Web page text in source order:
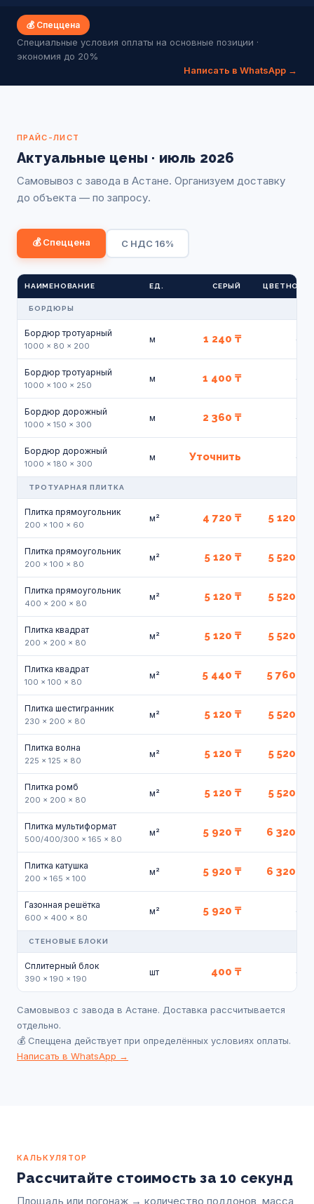
💰 Спеццена
Специальные условия оплаты на основные позиции ·
экономия до 20%
Написать в WhatsApp →
ПРАЙС-ЛИСТ
Актуальные цены · июль 2026
Самовывоз с завода в Астане. Организуем доставку
до объекта — по запросу.
💰 Спеццена С НДС 16%
НАИМЕНОВАНИЕ ЕД. СЕРЫЙ ЦВЕТНОЙ
БОРДЮРЫ
Бордюр тротуарный
1000 × 80 × 200
м 1 240 ₸ —
Бордюр тротуарный
1000 × 100 × 250
м 1 400 ₸ —
Бордюр дорожный
1000 × 150 × 300
м 2 360 ₸ —
Бордюр дорожный
1000 × 180 × 300
м Уточнить —
ТРОТУАРНАЯ ПЛИТКА
Плитка прямоугольник
200 × 100 × 60
м² 4 720 ₸ 5 120 ₸
Плитка прямоугольник
200 × 100 × 80
м² 5 120 ₸ 5 520 ₸
Плитка прямоугольник
400 × 200 × 80
м² 5 120 ₸ 5 520 ₸
Плитка квадрат
200 × 200 × 80
м² 5 120 ₸ 5 520 ₸
Плитка квадрат
100 × 100 × 80
м² 5 440 ₸ 5 760 ₸
Плитка шестигранник
230 × 200 × 80
м² 5 120 ₸ 5 520 ₸
Плитка волна
225 × 125 × 80
м² 5 120 ₸ 5 520 ₸
Плитка ромб
200 × 200 × 80
м² 5 120 ₸ 5 520 ₸
Плитка мультиформат
500/400/300 × 165 × 80
м² 5 920 ₸ 6 320 ₸
Плитка катушка
200 × 165 × 100
м² 5 920 ₸ 6 320 ₸
Газонная решётка
600 × 400 × 80
м² 5 920 ₸ —
СТЕНОВЫЕ БЛОКИ
Сплитерный блок
390 × 190 × 190
шт 400 ₸ —
Самовывоз с завода в Астане. Доставка рассчитывается
отдельно.
💰 Спеццена действует при определённых условиях оплаты.
Написать в WhatsApp →
КАЛЬКУЛЯТОР
Рассчитайте стоимость за 10 секунд
Площадь или погонаж → количество поддонов, масса,